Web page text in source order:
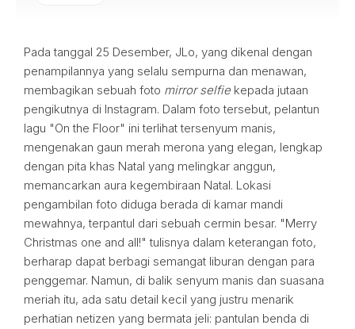
Pada tanggal 25 Desember, JLo, yang dikenal dengan
penampilannya yang selalu sempurna dan menawan,
membagikan sebuah foto mirror selfiekepada jutaan
pengikutnya di Instagram. Dalam foto tersebut, pelantun
lagu "On the Floor" ini terlihat tersenyum manis,
mengenakan gaun merah merona yang elegan, lengkap
dengan pita khas Natal yang melingkar anggun,
memancarkan aura kegembiraan Natal. Lokasi
pengambilan foto diduga berada di kamar mandi
mewahnya, terpantul dari sebuah cermin besar. "Merry
Christmas one and all!" tulisnya dalam keterangan foto,
berharap dapat berbagi semangat liburan dengan para
penggemar. Namun, di balik senyum manis dan suasana
meriah itu, ada satu detail kecil yang justru menarik
perhatian netizen yang bermata jeli: pantulan benda di